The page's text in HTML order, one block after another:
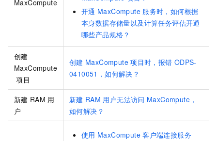
MaxCompute
开通 MaxCompute 服务时，如何根据
本身数据存储量以及计算任务评估开通
哪些产品规格？
创建
MaxCompute
项目
创建 MaxCompute 项目时，报错 ODPS-
0410051，如何解决？
新建 RAM 用
户
新建 RAM 用户无法访问 MaxCompute，
如何解决？
使用 MaxCompute 客户端连接服务